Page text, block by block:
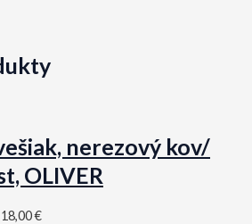
nerezový kov/
OLIVER
18,00€